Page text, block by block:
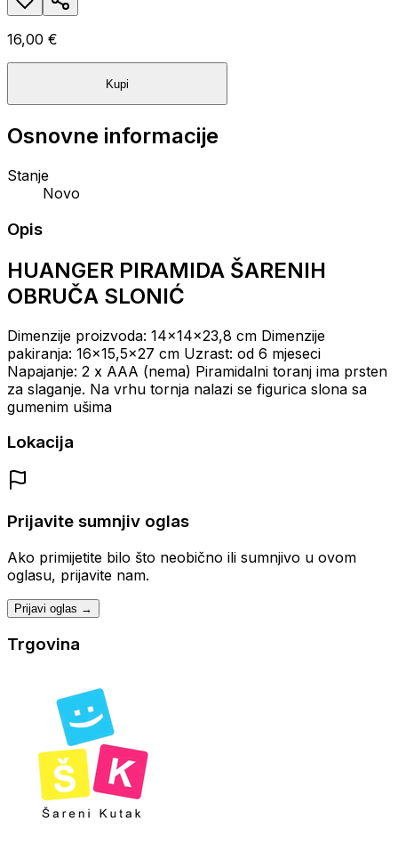
16,00 €
Kupi
Osnovne informacije
Stanje
Novo
Opis
HUANGER PIRAMIDA ŠARENIH
OBRUČA SLONIĆ
Dimenzije proizvoda: 14x14x23,8 cm Dimenzije
pakiranja: 16x15,5x27 cm Uzrast: od 6 mjeseci
Napajanje: 2 x AAA (nema) Piramidalni toranj ima prsten
za slaganje. Na vrhu tornja nalazi se figurica slona sa
gumenim ušima
Lokacija
Prijavite sumnjiv oglas
Ako primijetite bilo što neobično ili sumnjivo u ovom
oglasu, prijavite nam.
Prijavi oglas →
Trgovina